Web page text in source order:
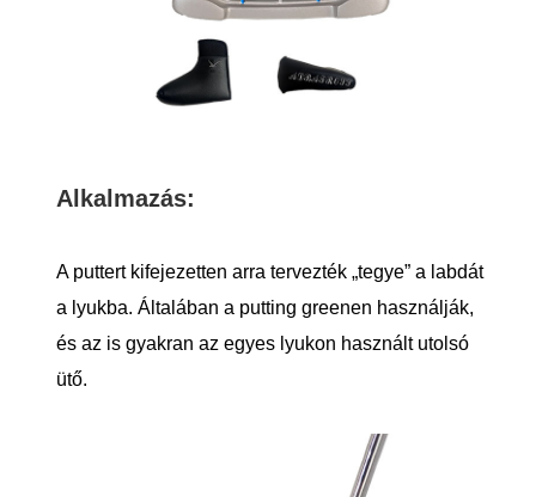
Alkalmazás:
A puttert kifejezetten arra tervezték „tegye” a labdát
a lyukba. Általában a putting greenen használják,
és az is gyakran az egyes lyukon használt utolsó
ütő.